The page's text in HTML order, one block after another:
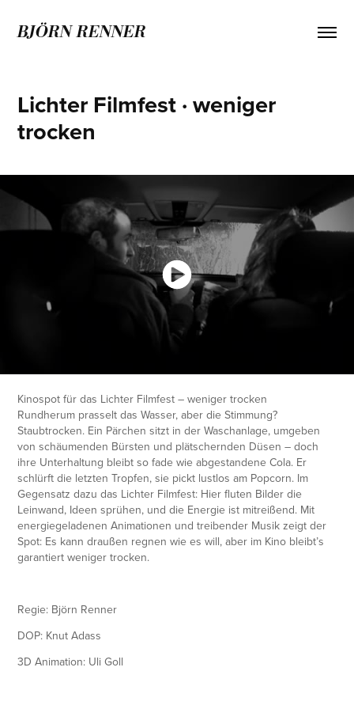
BJÖRN RENNER
Lichter Filmfest · weniger
trocken
Kinospot für das Lichter Filmfest – weniger trocken
Rundherum prasselt das Wasser, aber die Stimmung?
Staubtrocken. Ein Pärchen sitzt in der Waschanlage, umgeben
von schäumenden Bürsten und plätschernden Düsen – doch
ihre Unterhaltung bleibt so fade wie abgestandene Cola. Er
schlürft die letzten Tropfen, sie pickt lustlos am Popcorn. Im
Gegensatz dazu das Lichter Filmfest: Hier fluten Bilder die
Leinwand, Ideen sprühen, und die Energie ist mitreißend. Mit
energiegeladenen Animationen und treibender Musik zeigt der
Spot: Es kann draußen regnen wie es will, aber im Kino bleibt’s
garantiert weniger trocken.
Regie: Björn Renner
DOP: Knut Adass
3D Animation: Uli Goll